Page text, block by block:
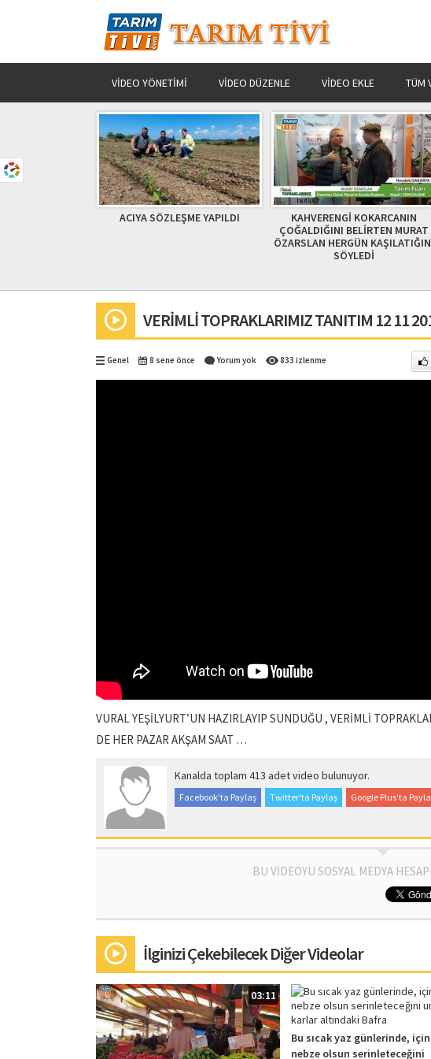
VIDEO YÖNETIMI VIDEO DÜZENLE VIDEO EKLE TÜM
ACIYA SÖZLEŞME YAPILDI
KAHVERENGİ KOKARCANIN
ÇOĞALDIĞINI BELİRTEN MURAT
ÖZARSLAN HERGÜN
SÖYLEDİ
VERİMLİ TOPRAKLARIMIZ TANITIM 12 11
Genel 8 sene önce Yorum yok 833 izlenme
VURAL YEŞİLYURT’UN HAZIRLAYIP SUNDUĞU , VERİMLİ
DE HER PAZAR AKŞAM SAAT …
Kanalda toplam 413 adet video bulunuyor.
Facebook'ta Paylaş Twitter'ta Paylaş Google Plus'ta
BU VİDEOYU SOSYAL MEDYA
İlginizi Çekebilecek Diğer Videolar
03:11
Bu sıcak yaz günlerinde,
nebze olsun serinleteceğini